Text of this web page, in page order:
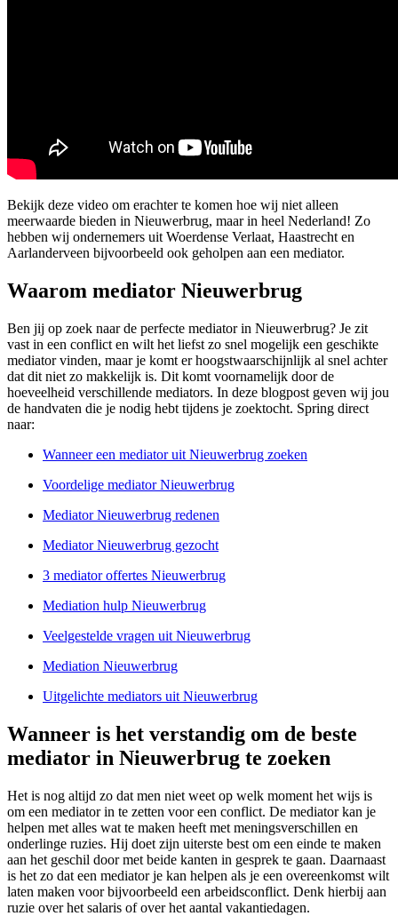
Bekijk deze video om erachter te komen hoe wij niet alleen
meerwaarde bieden in Nieuwerbrug, maar in heel Nederland! Zo
hebben wij ondernemers uit Woerdense Verlaat, Haastrecht en
Aarlanderveen bijvoorbeeld ook geholpen aan een mediator.
Waarom mediator Nieuwerbrug
Ben jij op zoek naar de perfecte mediator in Nieuwerbrug? Je zit
vast in een conflict en wilt het liefst zo snel mogelijk een geschikte
mediator vinden, maar je komt er hoogstwaarschijnlijk al snel achter
dat dit niet zo makkelijk is. Dit komt voornamelijk door de
hoeveelheid verschillende mediators. In deze blogpost geven wij jou
de handvaten die je nodig hebt tijdens je zoektocht. Spring direct
naar:
Wanneer een mediator uit Nieuwerbrug zoeken
Voordelige mediator Nieuwerbrug
Mediator Nieuwerbrug redenen
Mediator Nieuwerbrug gezocht
3 mediator offertes Nieuwerbrug
Mediation hulp Nieuwerbrug
Veelgestelde vragen uit Nieuwerbrug
Mediation Nieuwerbrug
Uitgelichte mediators uit Nieuwerbrug
Wanneer is het verstandig om de beste
mediator in Nieuwerbrug te zoeken
Het is nog altijd zo dat men niet weet op welk moment het wijs is
om een mediator in te zetten voor een conflict. De mediator kan je
helpen met alles wat te maken heeft met meningsverschillen en
onderlinge ruzies. Hij doet zijn uiterste best om een einde te maken
aan het geschil door met beide kanten in gesprek te gaan. Daarnaast
is het zo dat een mediator je kan helpen als je een overeenkomst wilt
laten maken voor bijvoorbeeld een arbeidsconflict. Denk hierbij aan
ruzie over het salaris of over het aantal vakantiedagen.